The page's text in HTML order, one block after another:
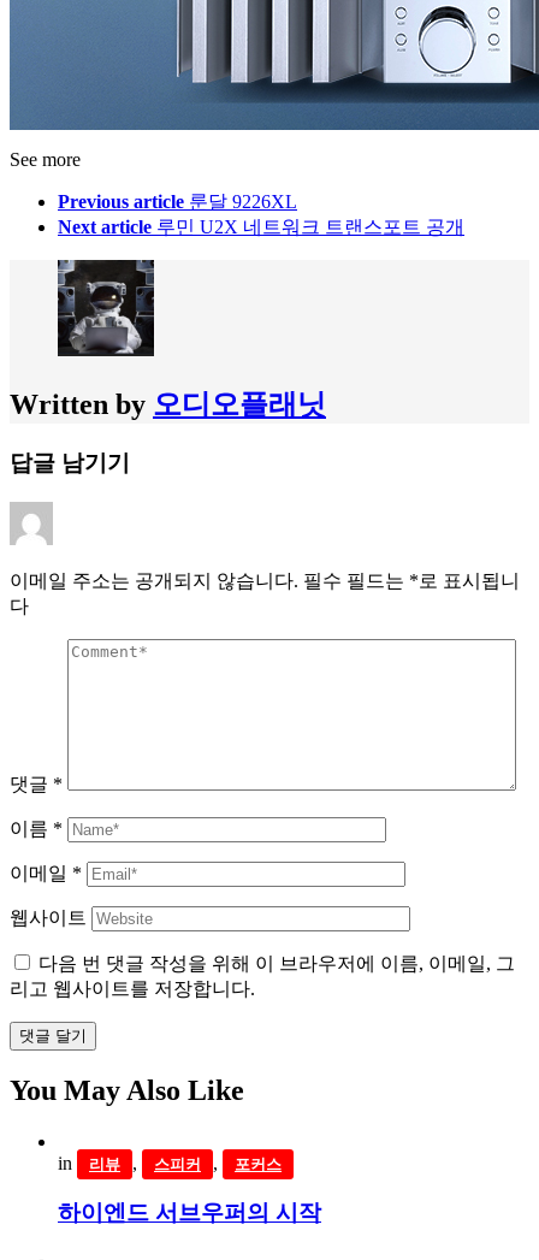
See more
Previous article 룬달 9226XL
Next article 루민 U2X 네트워크 트랜스포트 공개
Written by 오디오플래닛
답글 남기기
이메일 주소는 공개되지 않습니다. 필수 필드는 *로 표시됩니
다
댓글 *
이름 *
이메일 *
웹사이트
다음 번 댓글 작성을 위해 이 브라우저에 이름, 이메일, 그
리고 웹사이트를 저장합니다.
댓글 달기
You May Also Like
in 리뷰 , 스피커 , 포커스
하이엔드 서브우퍼의 시작